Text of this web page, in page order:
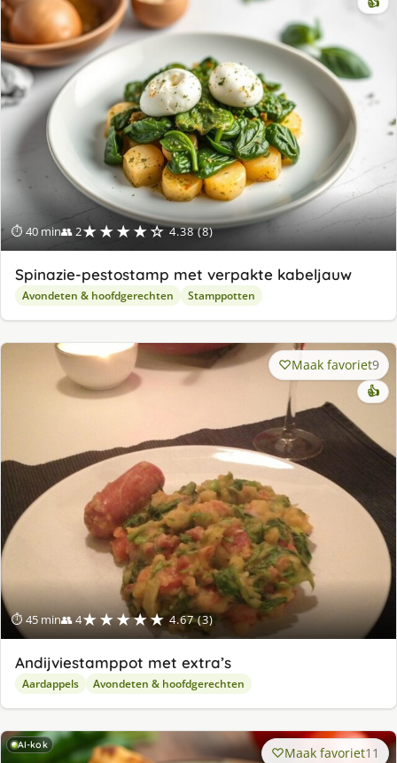
⏱ 40 min👥 2★★★★☆ 4.38 (8)
Spinazie-pestostamp met verpakte kabeljauw
Avondeten & hoofdgerechten Stamppotten
⏱ 45 min👥 4★★★★★ 4.67 (3)
Maak favoriet9
👍
Andijviestamppot met extra’s
Aardappels Avondeten & hoofdgerechten
AI-kok Maak favoriet11